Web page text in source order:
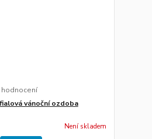
hodnocení
vánoční ozdoba
Není skladem